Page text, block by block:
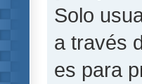
Solo
a través
es para